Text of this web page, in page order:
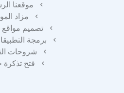
موقعنا
مزاد
تصميم مواقع
برمجة
شروحات
فتح تذكرة